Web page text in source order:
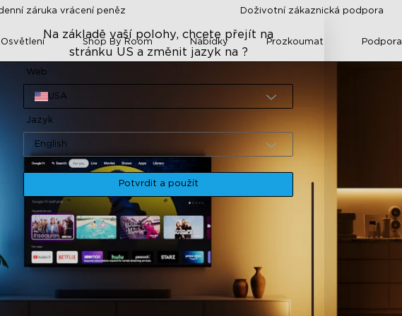
záruka vrácení peněz Doživotní zákaznická podpora
Shop By Room Nabídky Prozkoumat Podpora
Na základě vaší polohy, chcete přejít na
stránku US a změnit jazyk na ?
Web
USA
Jazyk
English
Potvrdit a použít